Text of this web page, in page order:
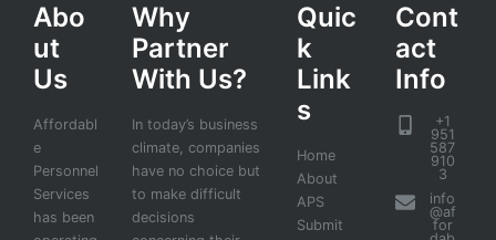
Abo
ut
Us
Affordabl
e
Personnel
Services
has been
Why
Partner
With Us?
In today’s business
climate, companies
have no choice but
to make difficult
decisions
Quic
k
Link
s
Home
About
APS
Submit
Cont
act
Info
+1
951
587
910
3
info
@af
for